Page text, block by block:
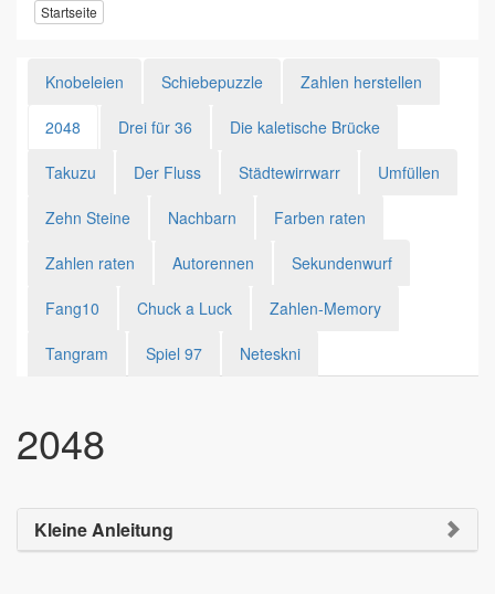
Startseite
Knobeleien Schiebepuzzle Zahlen herstellen
2048 Drei für 36 Die kaletische Brücke
Takuzu Der Fluss Städtewirrwarr Umfüllen
Zehn Steine Nachbarn Farben raten
Zahlen raten Autorennen Sekundenwurf
Fang10 Chuck a Luck Zahlen-Memory
Tangram Spiel 97 Neteskni
2048
Kleine Anleitung